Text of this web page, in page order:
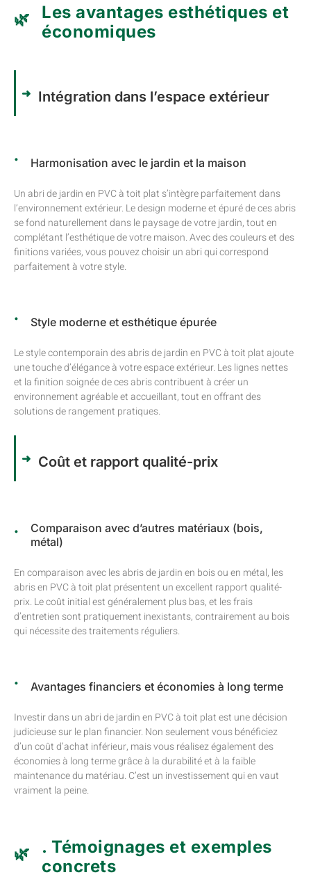
Les avantages esthétiques et
économiques
Intégration dans l’espace extérieur
Harmonisation avec le jardin et la maison
Un abri de jardin en PVC à toit plat s’intègre parfaitement dans
l’environnement extérieur. Le design moderne et épuré de ces abris
se fond naturellement dans le paysage de votre jardin, tout en
complétant l’esthétique de votre maison. Avec des couleurs et des
finitions variées, vous pouvez choisir un abri qui correspond
parfaitement à votre style.
Style moderne et esthétique épurée
Le style contemporain des abris de jardin en PVC à toit plat ajoute
une touche d’élégance à votre espace extérieur. Les lignes nettes
et la finition soignée de ces abris contribuent à créer un
environnement agréable et accueillant, tout en offrant des
solutions de rangement pratiques.
Coût et rapport qualité-prix
Comparaison avec d’autres matériaux (bois,
métal)
En comparaison avec les abris de jardin en bois ou en métal, les
abris en PVC à toit plat présentent un excellent rapport qualité-
prix. Le coût initial est généralement plus bas, et les frais
d’entretien sont pratiquement inexistants, contrairement au bois
qui nécessite des traitements réguliers.
Avantages financiers et économies à long terme
Investir dans un abri de jardin en PVC à toit plat est une décision
judicieuse sur le plan financier. Non seulement vous bénéficiez
d’un coût d’achat inférieur, mais vous réalisez également des
économies à long terme grâce à la durabilité et à la faible
maintenance du matériau. C’est un investissement qui en vaut
vraiment la peine.
. Témoignages et exemples
concrets